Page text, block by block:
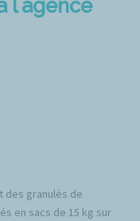
l'agence
des granulés de
en sacs de 15 kg sur